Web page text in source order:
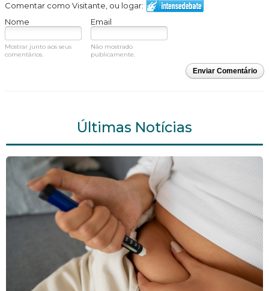
Comentar como Visitante, ou logar:
Nome
Email
Mostrar junto aos seus
comentários.
Não mostrado
publicamente.
Enviar Comentário
Últimas Notícias